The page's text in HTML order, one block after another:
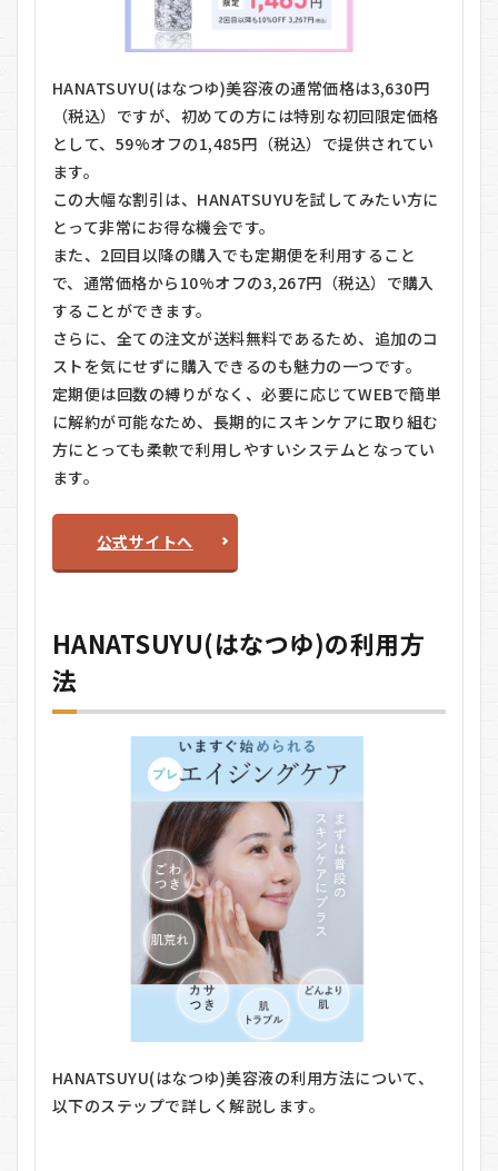
HANATSUYU(はなつゆ)美容液の通常価格は3,630円
（税込）ですが、初めての方には特別な初回限定価格
として、59%オフの1,485円（税込）で提供されてい
ます。
この大幅な割引は、HANATSUYUを試してみたい方に
とって非常にお得な機会です。
また、2回目以降の購入でも定期便を利用すること
で、通常価格から10%オフの3,267円（税込）で購入
することができます。
さらに、全ての注文が送料無料であるため、追加のコ
ストを気にせずに購入できるのも魅力の一つです。
定期便は回数の縛りがなく、必要に応じてWEBで簡単
に解約が可能なため、長期的にスキンケアに取り組む
方にとっても柔軟で利用しやすいシステムとなってい
ます。
公式サイトへ
HANATSUYU(はなつゆ)の利用方
法
HANATSUYU(はなつゆ)美容液の利用方法について、
以下のステップで詳しく解説します。